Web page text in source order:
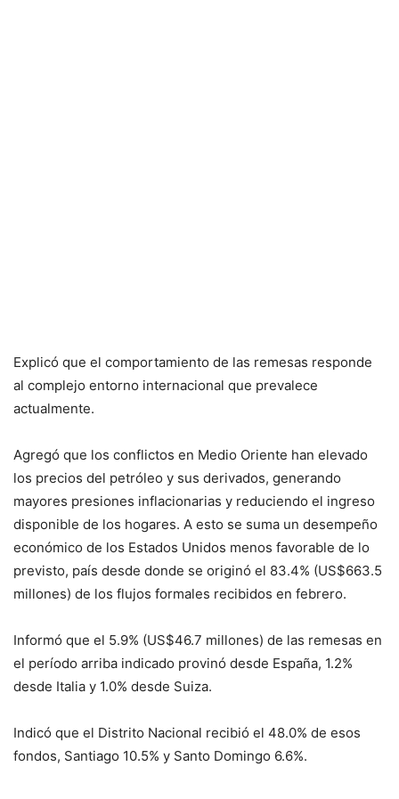
Explicó que el comportamiento de las remesas responde
al complejo entorno internacional que prevalece
actualmente.
Agregó que los conflictos en Medio Oriente han elevado
los precios del petróleo y sus derivados, generando
mayores presiones inflacionarias y reduciendo el ingreso
disponible de los hogares. A esto se suma un desempeño
económico de los Estados Unidos menos favorable de lo
previsto, país desde donde se originó el 83.4% (US$663.5
millones) de los flujos formales recibidos en febrero.
Informó que el 5.9% (US$46.7 millones) de las remesas en
el período arriba indicado provinó desde España, 1.2%
desde Italia y 1.0% desde Suiza.
Indicó que el Distrito Nacional recibió el 48.0% de esos
fondos, Santiago 10.5% y Santo Domingo 6.6%.